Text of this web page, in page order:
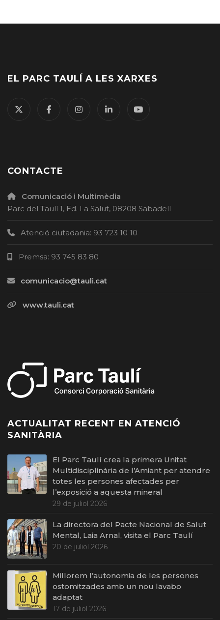
EL PARC TAULÍ A LES XARXES
CONTACTE
Comunicació i Multimèdia
Parc del Taulí 1, Ed. La Salut, 08208 Sabadell
Atenció ciutadania: 93 723 10 10
Premsa: 93 745 83 80
comunicacio@tauli.cat
www.tauli.cat
ACTUALITAT RECENT EN ATENCIÓ
SANITÀRIA
El Parc Taulí crea la primera Unitat
Multidisciplinària de l’Amiant per atendre
totes les persones afectades per
l’exposició a aquesta mineral
29 de juliol 2026
La directora del Pacte Nacional de Salut
Mental, Laia Arnal, visita el Parc Taulí
20 de juliol 2026
Millorem l’autonomia de les persones
ostomitzades amb un nou lavabo
adaptat
17 de juliol 2026